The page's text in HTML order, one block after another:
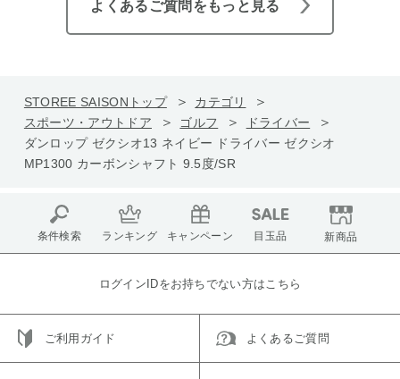
よくあるご質問をもっと見る
STOREE SAISONトップ
カテゴリ
スポーツ・アウトドア
ゴルフ
ドライバー
ダンロップ ゼクシオ13 ネイビー ドライバー ゼクシオ
MP1300 カーボンシャフト 9.5度/SR
条件検索 ランキング キャンペーン 目玉品 新商品
ログインIDをお持ちでない方はこちら
ご利用ガイド よくあるご質問